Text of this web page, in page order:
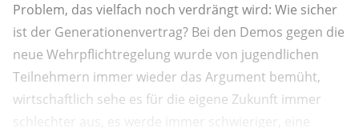
Problem, das vielfach noch verdrängt wird: Wie sicher
ist der Generationenvertrag? Bei den Demos gegen die
neue Wehrpflichtregelung wurde von jugendlichen
Teilnehmern immer wieder das Argument bemüht,
wirtschaftlich sehe es für die eigene Zukunft immer